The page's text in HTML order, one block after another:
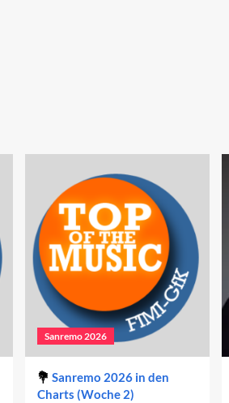
Sanremo 2026
Sanremo 2026 in den
Charts (Woche 2)